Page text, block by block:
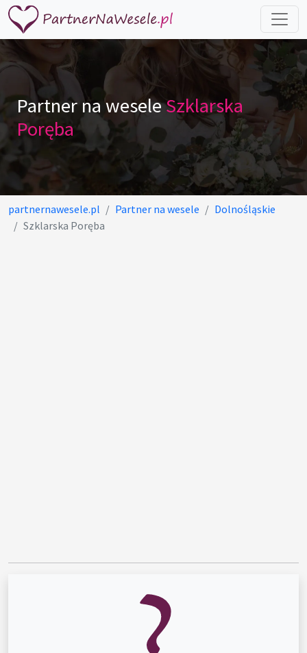
Partner na weseleSzklarska
Poręba
partnernawesele.pl Partner na wesele
Dolnośląskie
Szklarska Poręba